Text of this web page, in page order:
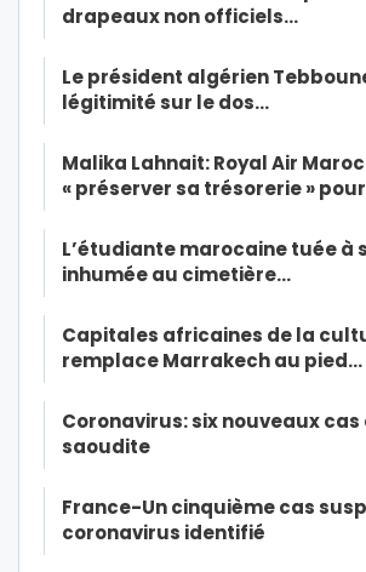
drapeaux non officiels…
Le président algérien
légitimité sur le dos…
Malika Lahnait: Royal Air
« préserver sa trésorerie »
L’étudiante marocaine tuée à
inhumée au cimetière…
Capitales africaines de la
remplace Marrakech au pied…
Coronavirus: six nouveaux cas
saoudite
France-Un cinquième cas
coronavirus identifié